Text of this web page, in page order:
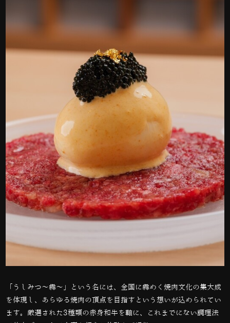
「うしみつ～犇～」という名には、全国に犇めく焼肉文化の集大成
を体現し、あらゆる焼肉の頂点を目指すという想いが込められてい
ます。厳選された3種類の赤身和牛を軸に、これまでにない調理法